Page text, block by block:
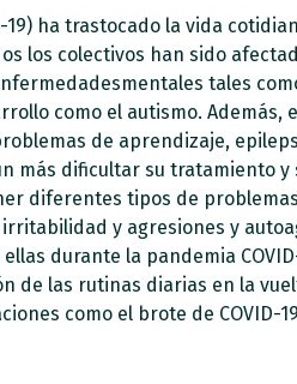
19) ha trastocado la vida
los colectivos han sido
mentales tales
como el autismo.
de aprendizaje,
más dificultar su tratamiento y
diferentes tipos de
y agresiones y
durante la pandemia
las rutinas diarias en la
como el brote de